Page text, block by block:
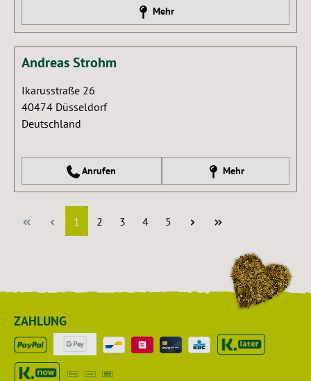
Mehr
Andreas Strohm
Ikarusstraße 26
40474 Düsseldorf
Deutschland
Anrufen Mehr
Seite
1 Seite
2 Seite
3 Seite
4 Seite
5
ZAHLUNG